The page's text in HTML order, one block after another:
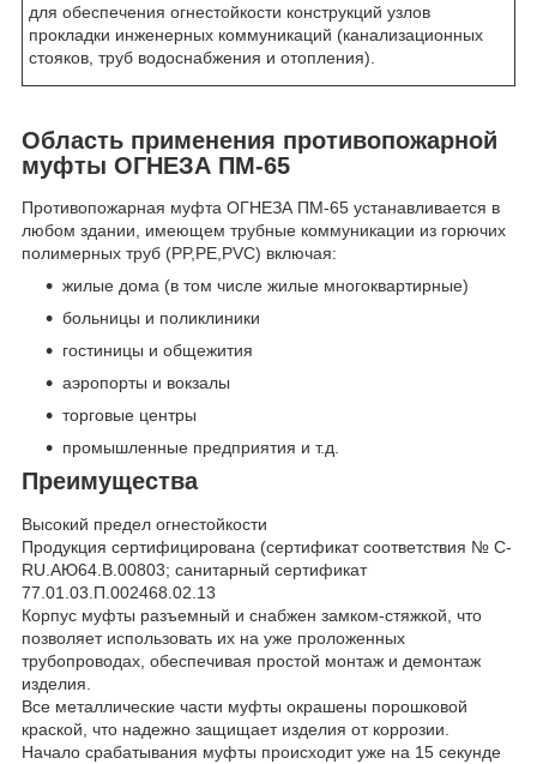
для обеспечения огнестойкости конструкций узлов
прокладки инженерных коммуникаций (канализационных
стояков, труб водоснабжения и отопления).
Область применения противопожарной
муфты ОГНЕЗА ПМ-65
Противопожарная муфта ОГНЕЗА ПМ-65 устанавливается в
любом здании, имеющем трубные коммуникации из горючих
полимерных труб (PP,PE,PVC) включая:
жилые дома (в том числе жилые многоквартирные)
больницы и поликлиники
гостиницы и общежития
аэропорты и вокзалы
торговые центры
промышленные предприятия и т.д.
Преимущества
Высокий предел огнестойкости
Продукция сертифицирована (сертификат соответствия № C-
RU.АЮ64.В.00803; санитарный сертификат
77.01.03.П.002468.02.13
Корпус муфты разъемный и снабжен замком-стяжкой, что
позволяет использовать их на уже проложенных
трубопроводах, обеспечивая простой монтаж и демонтаж
изделия.
Все металлические части муфты окрашены порошковой
краской, что надежно защищает изделия от коррозии.
Начало срабатывания муфты происходит уже на 15 секунде